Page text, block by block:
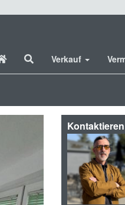
Verkauf